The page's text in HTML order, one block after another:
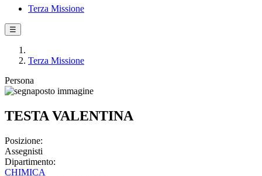
Terza Missione
☰
Terza Missione
Persona
TESTA VALENTINA
Posizione:
Assegnisti
Dipartimento:
CHIMICA